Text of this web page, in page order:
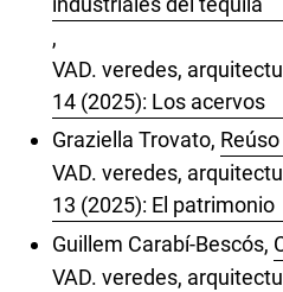
,
VAD. veredes,
14 (2025): Los acervos
Graziella Trovato,
VAD. veredes,
13 (2025): El patrimonio
Guillem Carabí-Bescós,
VAD. veredes,